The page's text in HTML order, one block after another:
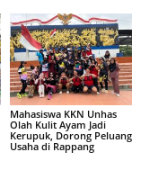
Mahasiswa KKN Unhas
Olah Kulit Ayam Jadi
Kerupuk, Dorong Peluang
Usaha di Rappang